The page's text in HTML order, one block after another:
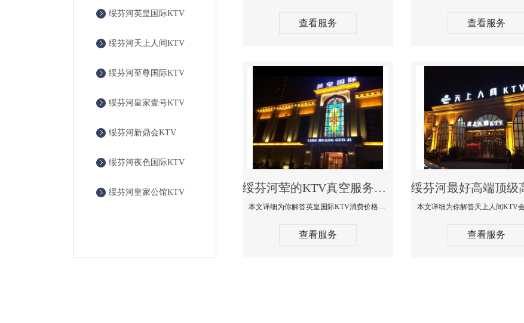
绥芬河英皇国际KTV
绥芬河天上人间KTV
绥芬河至尊国际KTV
绥芬河皇家壹号KTV
绥芬河新鼎会KTV
绥芬河夜色国际KTV
绥芬河皇家公馆KTV
查看服务 查看服务
绥芬河荤的KTV真空服务哪家好-英皇国际KTV消费价格口碑点评
本文详细为你解答英皇国际KTV消费价格点评，更多关于荤的KTV真空服务哪家好免费咨询1312 0333301微信同步！
查看服务 查看服务